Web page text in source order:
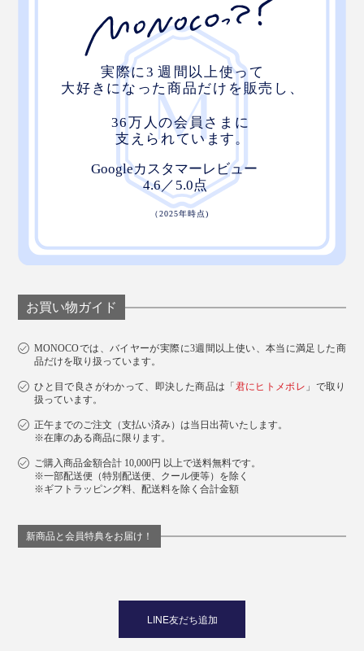
お買い物ガイド
MONOCOでは、バイヤーが実際に3週間以上使い、本当に満足した商
品だけを取り扱っています。
ひと目で良さがわかって、即決した商品は「君にヒトメボレ 」で取り
扱っています。
正午までのご注文（支払い済み）は当日出荷いたします。
※在庫のある商品に限ります。
ご購入商品金額合計 10,000円 以上で送料無料です。
※一部配送便（特別配送便、クール便等）を除く
※ギフトラッピング料、配送料を除く合計金額
新商品と会員特典をお届け！
LINE友だち追加